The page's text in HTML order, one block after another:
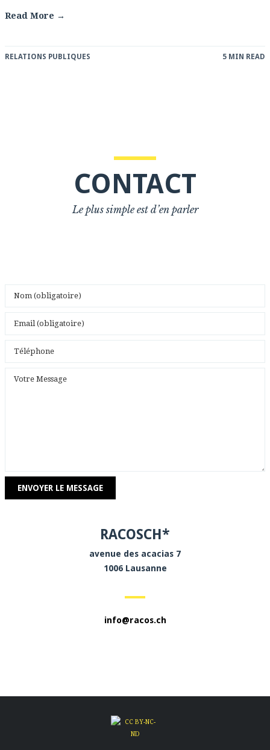
Read More →
RELATIONS PUBLIQUES 5 MIN READ
CONTACT
Le plus simple est d’en parler
RACOSCH*
avenue des acacias 7
1006 Lausanne
info@racos.ch